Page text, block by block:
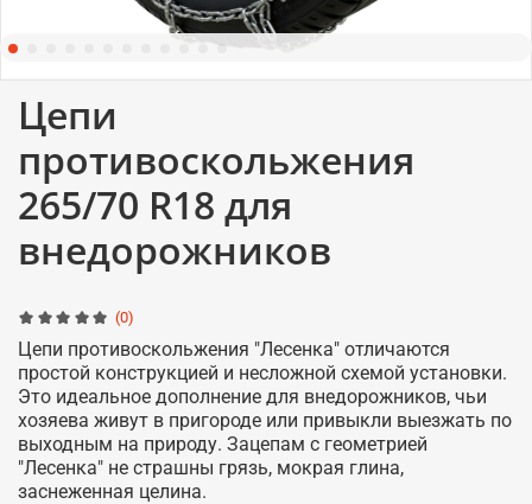
(0)
Цепи
противоскольжения
265/70 R18 для
внедорожников
Цепи противоскольжения "Лесенка" отличаются
простой конструкцией и несложной схемой установки.
Это идеальное дополнение для внедорожников, чьи
хозяева живут в пригороде или привыкли выезжать по
выходным на природу. Зацепам с геометрией
"Лесенка" не страшны грязь, мокрая глина,
заснеженная целина.